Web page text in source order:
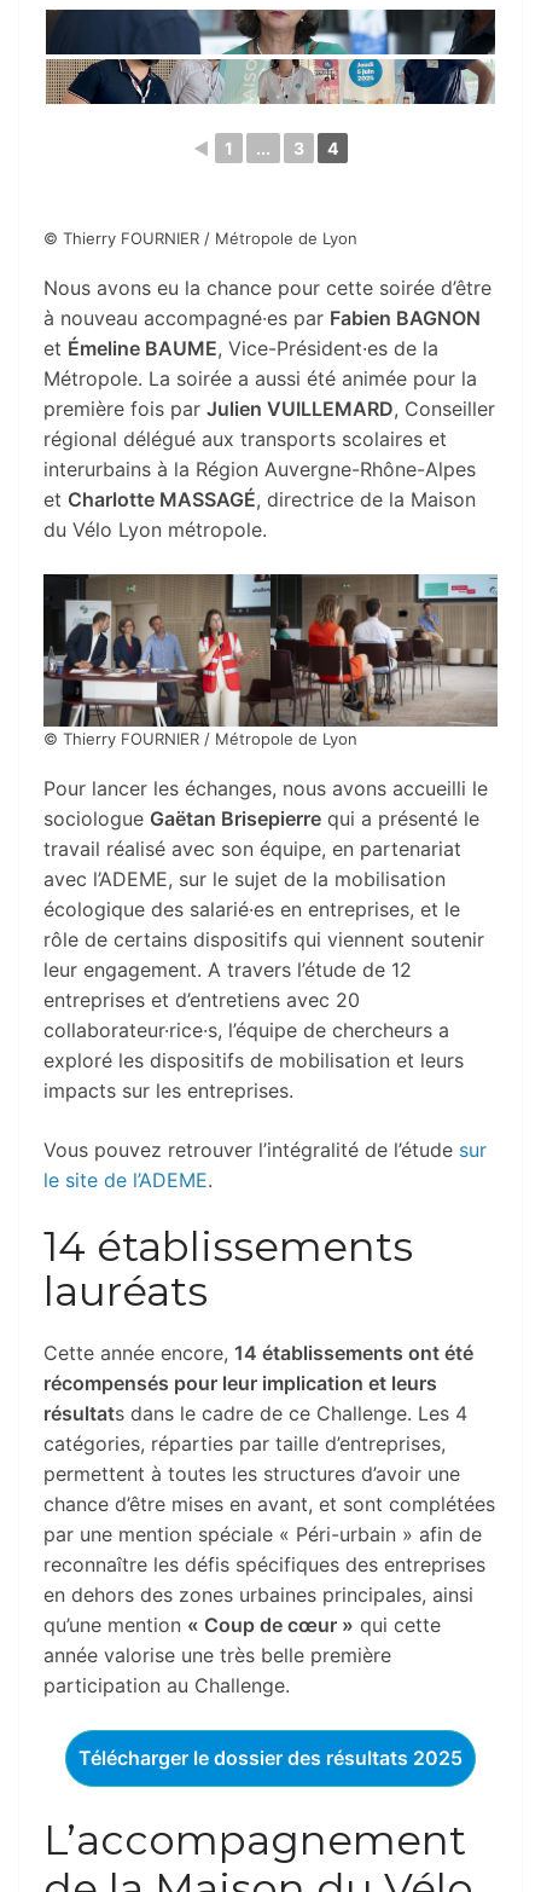
◄ 1 ... 3 4
© Thierry FOURNIER / Métropole de Lyon
Nous avons eu la chance pour cette soirée d’être
à nouveau accompagné·es par Fabien BAGNON
et Émeline BAUME, Vice-Président·es de la
Métropole. La soirée a aussi été animée pour la
première fois par Julien VUILLEMARD, Conseiller
régional délégué aux transports scolaires et
interurbains à la Région Auvergne-Rhône-Alpes
et Charlotte MASSAGÉ, directrice de la Maison
du Vélo Lyon métropole.
© Thierry FOURNIER / Métropole de Lyon
Pour lancer les échanges, nous avons accueilli le
sociologue Gaëtan Brisepierre qui a présenté le
travail réalisé avec son équipe, en partenariat
avec l’ADEME, sur le sujet de la mobilisation
écologique des salarié·es en entreprises, et le
rôle de certains dispositifs qui viennent soutenir
leur engagement. A travers l’étude de 12
entreprises et d’entretiens avec 20
collaborateur·rice·s, l’équipe de chercheurs a
exploré les dispositifs de mobilisation et leurs
impacts sur les entreprises.
Vous pouvez retrouver l’intégralité de l’étude sur
le site de l’ADEME.
14 établissements
lauréats
Cette année encore, 14 établissements ont été
récompensés pour leur implication et leurs
résultats dans le cadre de ce Challenge. Les 4
catégories, réparties par taille d’entreprises,
permettent à toutes les structures d’avoir une
chance d’être mises en avant, et sont complétées
par une mention spéciale « Péri-urbain » afin de
reconnaître les défis spécifiques des entreprises
en dehors des zones urbaines principales, ainsi
qu’une mention « Coup de cœur » qui cette
année valorise une très belle première
participation au Challenge.
Télécharger le dossier des résultats 2025
L’accompagnement